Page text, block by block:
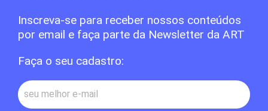
Inscreva-se para receber nossos conteúdos
por email e faça parte da Newsletter da ART
Faça o seu cadastro: